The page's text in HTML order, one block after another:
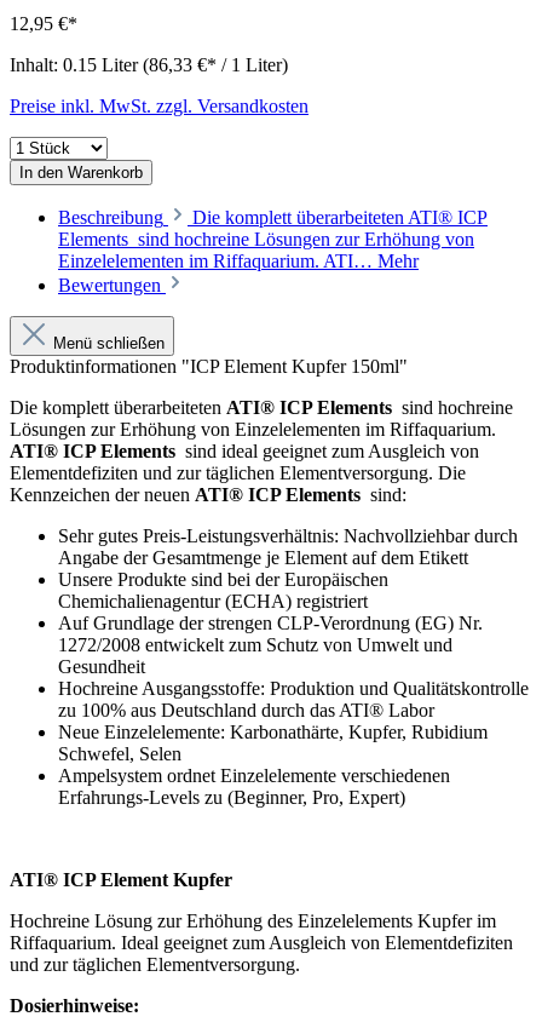
12,95 €*
Inhalt: 0.15 Liter(86,33 €* / 1 Liter)
Preise inkl. MwSt. zzgl. Versandkosten
In den Warenkorb
Beschreibung
Die komplett überarbeiteten ATI® ICP
Elements sind hochreine Lösungen zur Erhöhung von
Einzelelementen im Riffaquarium. ATI… Mehr
Bewertungen
Menü schließen
Produktinformationen "ICP Element Kupfer 150ml"
Die komplett überarbeiteten ATI® ICP Elements sind hochreine
Lösungen zur Erhöhung von Einzelelementen im Riffaquarium.
ATI® ICP Elements sind ideal geeignet zum Ausgleich von
Elementdefiziten und zur täglichen Elementversorgung. Die
Kennzeichen der neuen ATI® ICP Elements sind:
Sehr gutes Preis-Leistungsverhältnis: Nachvollziehbar durch
Angabe der Gesamtmenge je Element auf dem Etikett
Unsere Produkte sind bei der Europäischen
Chemichalienagentur (ECHA) registriert
Auf Grundlage der strengen CLP-Verordnung (EG) Nr.
1272/2008 entwickelt zum Schutz von Umwelt und
Gesundheit
Hochreine Ausgangsstoffe: Produktion und Qualitätskontrolle
zu 100% aus Deutschland durch das ATI® Labor
Neue Einzelelemente: Karbonathärte, Kupfer, Rubidium
Schwefel, Selen
Ampelsystem ordnet Einzelelemente verschiedenen
Erfahrungs-Levels zu (Beginner, Pro, Expert)
ATI® ICP Element Kupfer
Hochreine Lösung zur Erhöhung des Einzelelements Kupfer im
Riffaquarium. Ideal geeignet zum Ausgleich von Elementdefiziten
und zur täglichen Elementversorgung.
Dosierhinweise: